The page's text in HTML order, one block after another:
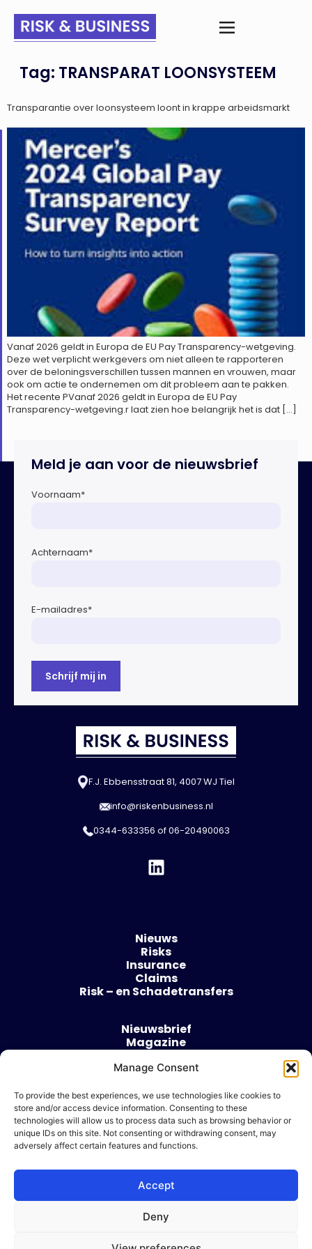
Manage Consent
To provide the best experiences, we use technologies like cookies to
store and/or access device information. Consenting to these
technologies will allow us to process data such as browsing behavior or
unique IDs on this site. Not consenting or withdrawing consent, may
adversely affect certain features and functions.
Accept
Deny
Tag: TRANSPARAT LOONSYSTEEM
Transparantie over loonsysteem loont in krappe arbeidsmarkt
Vanaf 2026 geldt in Europa de EU Pay Transparency-wetgeving.
Deze wet verplicht werkgevers om niet alleen te rapporteren
over de beloningsverschillen tussen mannen en vrouwen, maar
ook om actie te ondernemen om dit probleem aan te pakken.
Het recente PVanaf 2026 geldt in Europa de EU Pay
Transparency-wetgeving.r laat zien hoe belangrijk het is dat […]
Meld je aan voor de nieuwsbrief
Voornaam*
Achternaam*
E-mailadres*
F.J. Ebbensstraat 81, 4007 WJ Tiel
info@riskenbusiness.nl
0344-633356 of06-20490063
Nieuws
Risks
Insurance
Claims
Risk – en Schadetransfers
Nieuwsbrief
Magazine
Over
Algemene voorwaarden
Cookie beleid
Ik wil adverteren
© 2026 Risk & Business